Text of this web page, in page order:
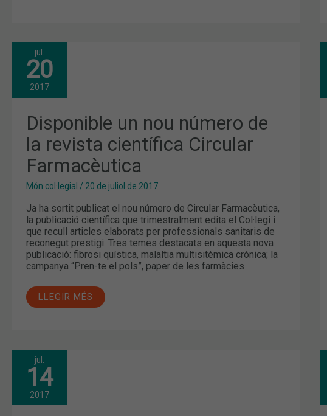
jul.
20
2017
Disponible un nou número de
la revista científica Circular
Farmacèutica
Món col·legial / 20 de juliol de 2017
Ja ha sortit publicat el nou número de Circular Farmacèutica,
la publicació científica que trimestralment edita el Col·legi i
que recull articles elaborats per professionals sanitaris de
reconegut prestigi. Tres temes destacats en aquesta nova
publicació: fibrosi quística, malaltia multisitèmica crònica; la
campanya “Pren-te el pols”, paper de les farmàcies
DISPONIBLE
UN
NOU
NÚMERO
DE
REVISTA
CIENTÍFICA
CIRCULAR
FARMACÈUTICA
LLEGIR MÉS
jul.
14
2017
LA
FIP
DESTACA
EL
CREIXEMENT